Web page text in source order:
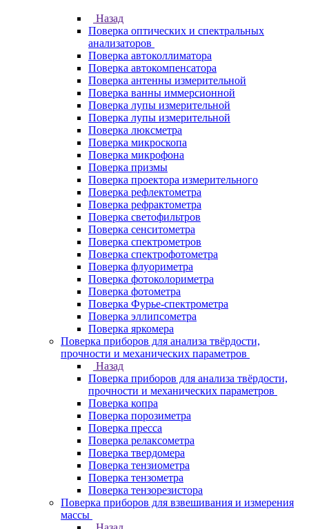
Назад
Поверка оптических и спектральных
анализаторов
Поверка автоколлиматора
Поверка автокомпенсатора
Поверка антенны измерительной
Поверка ванны иммерсионной
Поверка лупы измерительной
Поверка лупы измерительной
Поверка люксметра
Поверка микроскопа
Поверка микрофона
Поверка призмы
Поверка проектора измерительного
Поверка рефлектометра
Поверка рефрактометра
Поверка светофильтров
Поверка сенситометра
Поверка спектрометров
Поверка спектрофотометра
Поверка флуориметра
Поверка фотоколориметра
Поверка фотометра
Поверка Фурье-спектрометра
Поверка эллипсометра
Поверка яркомера
Поверка приборов для анализа твёрдости,
прочности и механических параметров
Назад
Поверка приборов для анализа твёрдости,
прочности и механических параметров
Поверка копра
Поверка порозиметра
Поверка пресса
Поверка релаксометра
Поверка твердомера
Поверка тензиометра
Поверка тензометра
Поверка тензорезистора
Поверка приборов для взвешивания и измерения
массы